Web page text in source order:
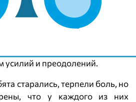
здоровья (ОВЗ).
адаптивной физической
стали для детей не
нагрузкой, а настоящим
усилий и преодолений.
старались, терпели боль, но
что у каждого из них